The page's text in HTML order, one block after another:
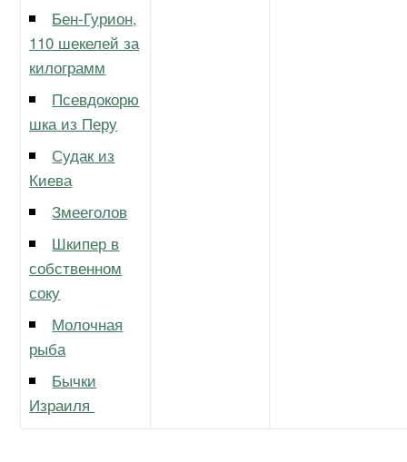
Бен-Гурион,
110 шекелей за
килограмм
Псевдокорю
шка из Перу
Судак из
Киева
Змееголов
Шкипер в
собственном
соку
Молочная
рыба
Бычки
Израиля